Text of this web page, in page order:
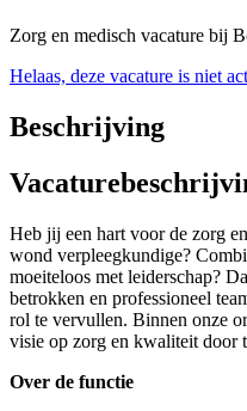
Zorg en medisch vacature bij
Helaas, deze vacature is niet
Beschrijving
Heb jij een hart voor de zorg
wond verpleegkundige?
moeiteloos met leiderschap?
betrokken en professioneel
rol te vervullen. Binnen onze
visie op zorg en kwaliteit door
Over de functie